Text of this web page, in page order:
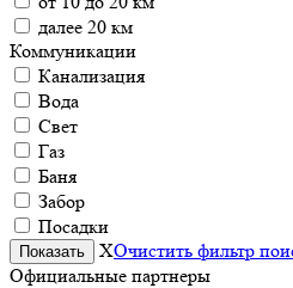
далее 20 км
Коммуникации
Канализация
Вода
Свет
Газ
Баня
Забор
Посадки
XОчистить фильтр
Официальные партнеры